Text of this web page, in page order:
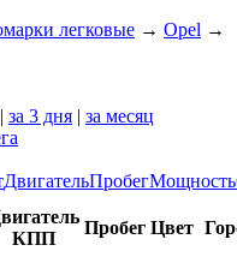
легковые → Opel →
| за 3 дня | за месяц
ДвигательПробегМощность
КПП
Пробег Цвет